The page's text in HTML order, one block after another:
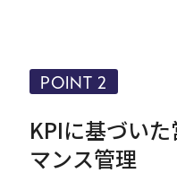
KPIに基づい
マンス管理
POINT 2